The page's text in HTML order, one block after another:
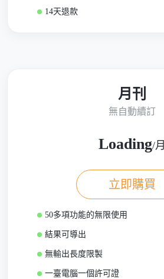
14天退款
月刊
無自動續訂
Loading/月
立即購買
50多項功能的無限使用
結果可導出
無輸出長度限製
一臺電腦一個許可證